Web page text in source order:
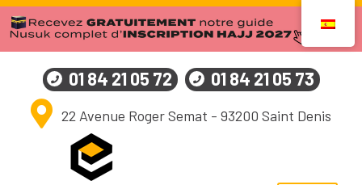
01 84 21 05 72 01 84 21 05 73
22 Avenue Roger Semat - 93200 Saint Denis